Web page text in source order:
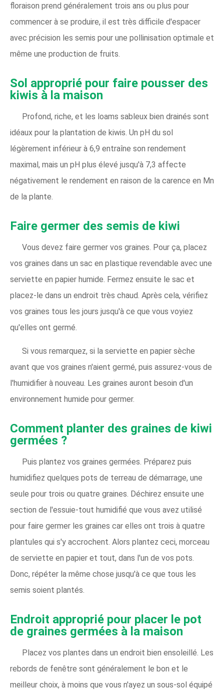
floraison prend généralement trois ans ou plus pour
commencer à se produire, il est très difficile d'espacer
avec précision les semis pour une pollinisation optimale et
même une production de fruits.
Sol approprié pour faire pousser des
kiwis à la maison
Profond, riche, et les loams sableux bien drainés sont
idéaux pour la plantation de kiwis. Un pH du sol
légèrement inférieur à 6,9 entraîne son rendement
maximal, mais un pH plus élevé jusqu'à 7,3 affecte
négativement le rendement en raison de la carence en Mn
de la plante.
Faire germer des semis de kiwi
Vous devez faire germer vos graines. Pour ça, placez
vos graines dans un sac en plastique revendable avec une
serviette en papier humide. Fermez ensuite le sac et
placez-le dans un endroit très chaud. Après cela, vérifiez
vos graines tous les jours jusqu'à ce que vous voyiez
qu'elles ont germé.
Si vous remarquez, si la serviette en papier sèche
avant que vos graines n'aient germé, puis assurez-vous de
l'humidifier à nouveau. Les graines auront besoin d'un
environnement humide pour germer.
Comment planter des graines de kiwi
germées ?
Puis plantez vos graines germées. Préparez puis
humidifiez quelques pots de terreau de démarrage, une
seule pour trois ou quatre graines. Déchirez ensuite une
section de l'essuie-tout humidifié que vous avez utilisé
pour faire germer les graines car elles ont trois à quatre
plantules qui s'y accrochent. Alors plantez ceci, morceau
de serviette en papier et tout, dans l'un de vos pots.
Donc, répéter la même chose jusqu'à ce que tous les
semis soient plantés.
Endroit approprié pour placer le pot
de graines germées à la maison
Placez vos plantes dans un endroit bien ensoleillé. Les
rebords de fenêtre sont généralement le bon et le
meilleur choix, à moins que vous n'ayez un sous-sol équipé